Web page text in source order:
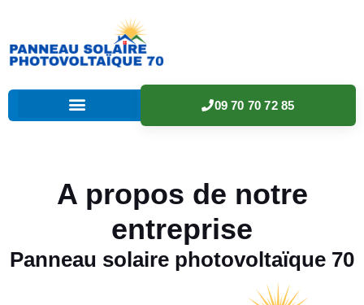
09 70 70 72 85
A propos de notre
entreprise
Panneau solaire photovoltaïque 70